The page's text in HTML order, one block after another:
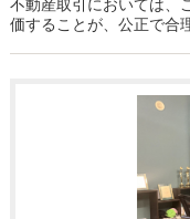
不動産取引においては、
価することが、公正で合